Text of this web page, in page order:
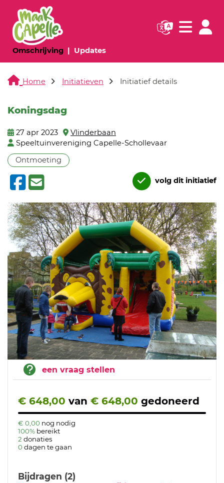
Omschrijving(huidige pagina)
Updates(huidige pagina)
Navigatie
Home Initiatieven Initiatief details
Koningsdag
27 apr 2023
Vlinderbaan
Speeltuinvereniging Capelle-Schollevaar
Ontmoeting
volg dit initiatief
een vraag stellen
€ 648,00 van € 648,00 gedoneerd
€ 0,00 nog nodig
100% bereikt
2 donaties
0 dagen te gaan
Bijdragen (2)